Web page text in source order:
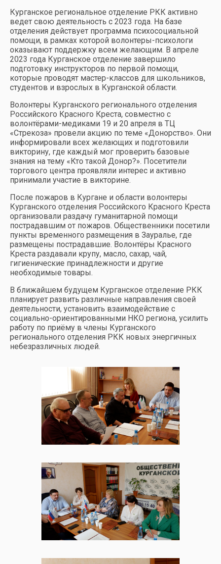
Курганское региональное отделение РКК активно
ведет свою деятельность с 2023 года. На базе
отделения действует программа психосоциальной
помощи, в рамках которой волонтеры-психологи
оказывают поддержку всем желающим. В апреле
2023 года Курганское отделение завершило
подготовку инструкторов по первой помощи,
которые проводят мастер-классов для школьников,
студентов и взрослых в Курганской области.
Волонтеры Курганского регионального отделения
Российского Красного Креста, совместно с
волонтёрами-медиками 19 и 20 апреля в ТЦ
«Стрекоза» провели акцию по теме «Донорство». Они
информировали всех желающих и подготовили
викторину, где каждый мог проверить базовые
знания на тему «Кто такой Донор?». Посетители
торгового центра проявляли интерес и активно
принимали участие в викторине.
После пожаров в Кургане и области волонтеры
Курганского отделения Российского Красного Креста
организовали раздачу гуманитарной помощи
пострадавшим от пожаров. Общественники посетили
пункты временного размещения в Зауралье, где
размещены пострадавшие. Волонтёры Красного
Креста раздавали крупу, масло, сахар, чай,
гигиенические принадлежности и другие
необходимые товары.
В ближайшем будущем Курганское отделение РКК
планирует развить различные направления своей
деятельности, установить взаимодействие с
социально-ориентированными НКО региона, усилить
работу по приёму в члены Курганского
регионального отделения РКК новых энергичных
небезразличных людей.